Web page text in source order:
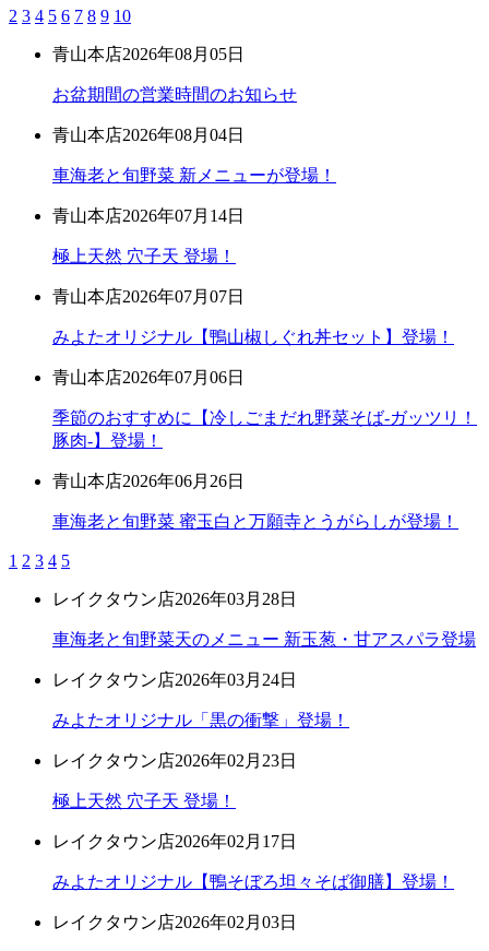
2 3 4 5 6 7 8 9 10
青山本店2026年08月05日
お盆期間の営業時間のお知らせ
青山本店2026年08月04日
車海老と旬野菜 新メニューが登場！
青山本店2026年07月14日
極上天然 穴子天 登場！
青山本店2026年07月07日
みよたオリジナル【鴨山椒しぐれ丼セット】登場！
青山本店2026年07月06日
季節のおすすめに【冷しごまだれ野菜そば-ガッツリ！
豚肉-】登場！
青山本店2026年06月26日
車海老と旬野菜 蜜玉白と万願寺とうがらしが登場！
1 2 3 4 5
レイクタウン店2026年03月28日
車海老と旬野菜天のメニュー 新玉葱・甘アスパラ登場
レイクタウン店2026年03月24日
みよたオリジナル「黒の衝撃」登場！
レイクタウン店2026年02月23日
極上天然 穴子天 登場！
レイクタウン店2026年02月17日
みよたオリジナル【鴨そぼろ坦々そば御膳】登場！
レイクタウン店2026年02月03日